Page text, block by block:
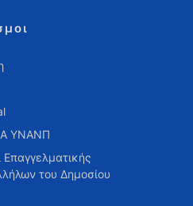
ΥΝΑΝΠ
του Δημοσίου